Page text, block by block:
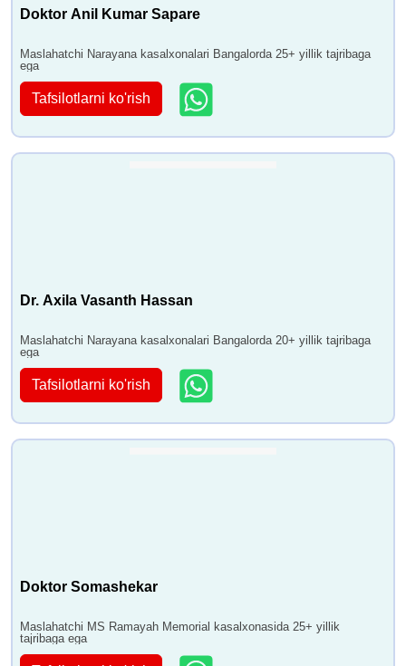
Doktor Anil Kumar Sapare
Maslahatchi Narayana kasalxonalari Bangalorda 25+ yillik tajribaga
ega
Tafsilotlarni ko'rish
Dr. Axila Vasanth Hassan
Maslahatchi Narayana kasalxonalari Bangalorda 20+ yillik tajribaga
ega
Tafsilotlarni ko'rish
Doktor Somashekar
Maslahatchi MS Ramayah Memorial kasalxonasida 25+ yillik
tajribaga ega